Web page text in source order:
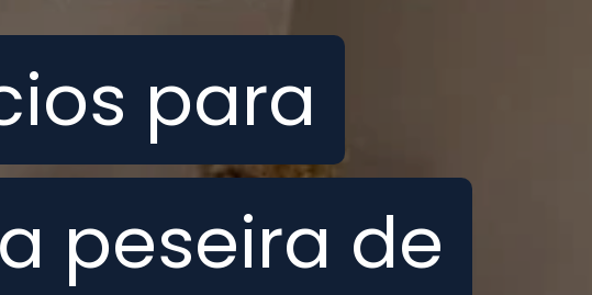
para
peseira de
para
peseira de